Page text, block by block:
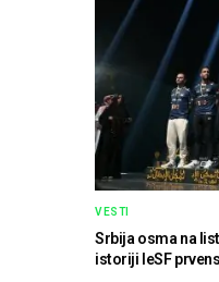
VESTI
Srbija osma na
istoriji IeSF